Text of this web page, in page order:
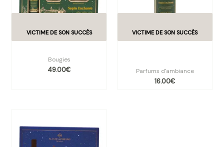
Bougies
49.00€
Parfums d'ambiance
16.00€